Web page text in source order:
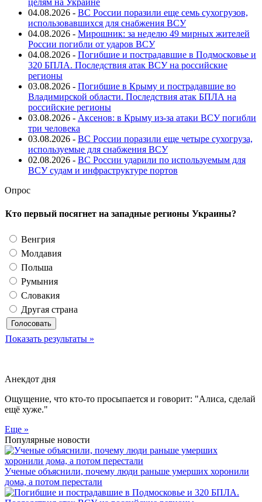
целям на Украине
04.08.2026 - ВС России поразили еще семь сухогрузов,
использовавшихся для снабжения ВСУ
04.08.2026 - Мирошник: за неделю 49 мирных жителей
России погибли от ударов ВСУ
04.08.2026 - Погибшие и пострадавшие в Подмосковье и
320 БПЛА. Последствия атак ВСУ на российские
регионы
03.08.2026 - Погибшие в Крыму и пострадавшие во
Владимирской области. Последствия атак БПЛА на
российские регионы
03.08.2026 - Аксенов: в Крыму из-за атаки ВСУ погибли
три человека
03.08.2026 - ВС России поразили еще четыре сухогруза,
используемые для снабжения ВСУ
02.08.2026 - ВС России ударили по используемым для
ВСУ судам и инфраструктуре портов
Опрос
Кто первый посягнет на западные регионы Украины?
Венгрия
Молдавия
Польша
Румыния
Словакия
Другая страна
Показать результаты »
Анекдот дня
Ощущение, что кто-то просыпается и говорит: "Алиса, сделай
ещё хуже."
Еще »
Популярные новости
Ученые объяснили, почему люди раньше умерших хоронили
дома, а потом перестали